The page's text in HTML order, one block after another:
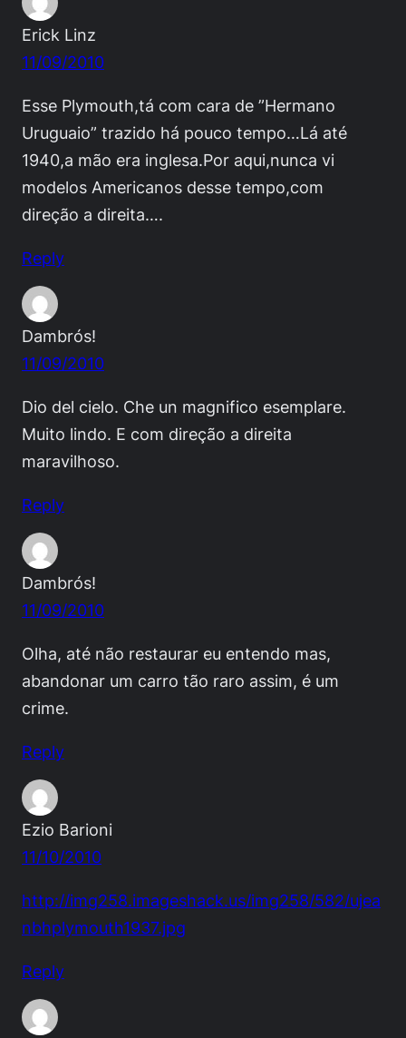
Erick Linz
11/09/2010
Esse Plymouth,tá com cara de ”Hermano
Uruguaio” trazido há pouco tempo…Lá até
1940,a mão era inglesa.Por aqui,nunca vi
modelos Americanos desse tempo,com
direção a direita….
Reply
Dambrós!
11/09/2010
Dio del cielo. Che un magnifico esemplare.
Muito lindo. E com direção a direita
maravilhoso.
Reply
Dambrós!
11/09/2010
Olha, até não restaurar eu entendo mas,
abandonar um carro tão raro assim, é um
crime.
Reply
Ezio Barioni
11/10/2010
http://img258.imageshack.us/img258/582/ujea
nbhplymouth1937.jpg
Reply